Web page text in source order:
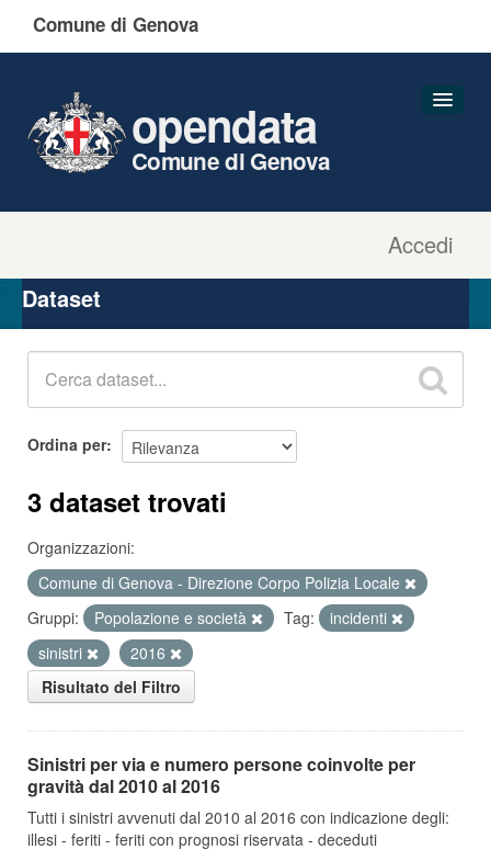
Comune di Genova
Accedi
opendata
Comune di Genova
Organizzazioni
Gruppi
Dataset
Ordina per
3 dataset trovati
Organizzazioni:
Comune di Genova - Direzione Corpo Polizia Locale
Gruppi:
Popolazione e società Tag:
incidenti
sinistri
2016
Risultato del Filtro
Sinistri per via e numero persone coinvolte per
gravità dal 2010 al 2016
Tutti i sinistri avvenuti dal 2010 al 2016 con indicazione degli:
illesi - feriti - feriti con prognosi riservata - deceduti